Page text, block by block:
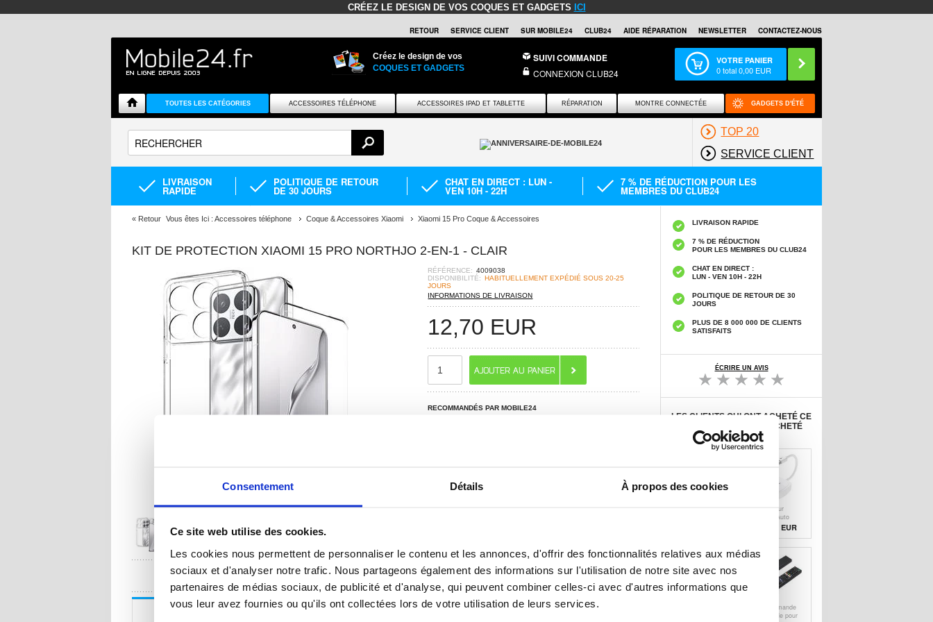
Consentement Détails À propos des cookies
Ce site web utilise des cookies.
Les cookies nous permettent de personnaliser le contenu et les annonces, d'offrir des fonctionnalités relatives aux médias
sociaux et d'analyser notre trafic. Nous partageons également des informations sur l'utilisation de notre site avec nos
partenaires de médias sociaux, de publicité et d'analyse, qui peuvent combiner celles-ci avec d'autres informations que
vous leur avez fournies ou qu'ils ont collectées lors de votre utilisation de leurs services.
CRÉEZ LE DESIGN DE VOS COQUES ET GADGETS ICI
RETOUR SERVICE CLIENT SUR MOBILE24 CLUB24 AIDE RÉPARATION NEWSLETTER CONTACTEZ-NOUS
Créez le design de vos
COQUES ET GADGETS
SUIVI COMMANDE
CONNEXION CLUB24
VOTRE PANIER
0total0,00 EUR
TOUTES LES CATÉGORIES ACCESSOIRES TÉLÉPHONE ACCESSOIRES IPAD ET TABLETTE RÉPARATION MONTRE CONNECTÉE GADGETS D'ÉTÉ
TOP 20
SERVICE CLIENT
LIVRAISON
RAPIDE
POLITIQUE DE RETOUR
DE 30 JOURS
CHAT EN DIRECT : LUN -
VEN 10H - 22H
7 % DE RÉDUCTION POUR LES
MEMBRES DU CLUB24
« Retour Vous êtes Ici : Accessoires téléphone Coque & Accessoires Xiaomi Xiaomi 15 Pro Coque & Accessoires
KIT DE PROTECTION XIAOMI 15 PRO NORTHJO 2-EN-1 - CLAIR
RÉFÉRENCE: 4009038
DISPONIBILITÉ: HABITUELLEMENT EXPÉDIÉ SOUS 20-25
JOURS
INFORMATIONS DE LIVRAISON
12,70 EUR
RECOMMANDÉS PAR MOBILE24
UNE QUESTION ? CONTACTEZ-NOUS ! CHAT EN DIRECT
Description
LIVRAISON RAPIDE
7 % DE RÉDUCTION
POUR LES MEMBRES DU CLUB24
CHAT EN DIRECT :
LUN - VEN 10H - 22H
POLITIQUE DE RETOUR DE 30
JOURS
PLUS DE 8 000 000 DE CLIENTS
SATISFAITS
ÉCRIRE UN AVIS
LES CLIENTS QUI ONT ACHETÉ CE
PRODUIT ONT AUSSI ACHETÉ
Adaptateur
Android Auto
sans fil avec
streaming vidéo
020-7++ - Blanc
57,80 EUR
Télécommande
universelle pour